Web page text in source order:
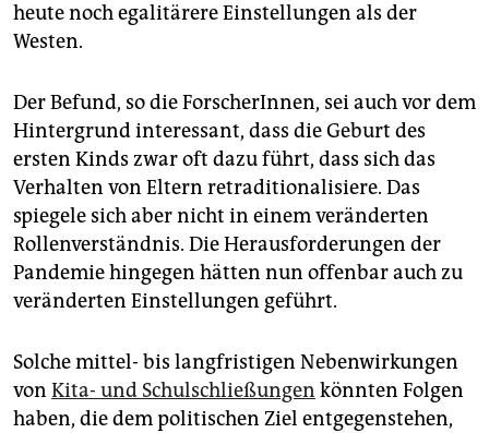
heute noch egalitärere Einstellungen als der
Westen.
Der Befund, so die ForscherInnen, sei auch vor dem
Hintergrund interessant, dass die Geburt des
ersten Kinds zwar oft dazu führt, dass sich das
Verhalten von Eltern retraditionalisiere. Das
spiegele sich aber nicht in einem veränderten
Rollenverständnis. Die Herausforderungen der
Pandemie hingegen hätten nun offenbar auch zu
veränderten Einstellungen geführt.
Solche mittel- bis langfristigen Nebenwirkungen
von Kita- und Schulschließungen könnten Folgen
haben, die dem politischen Ziel entgegenstehen,